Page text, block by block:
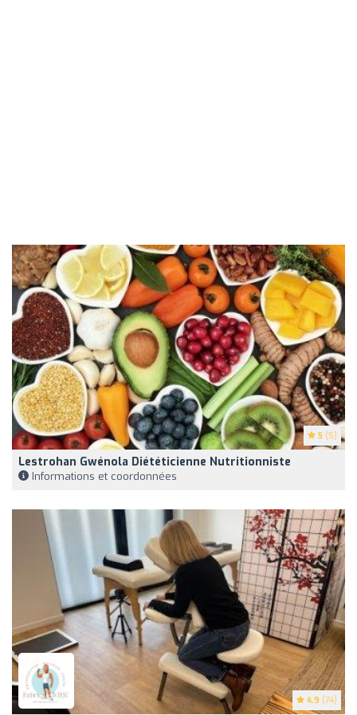
5 (5)
Lestrohan Gwénola Diététicienne Nutritionniste
Informations et coordonnées
4.9 (74)